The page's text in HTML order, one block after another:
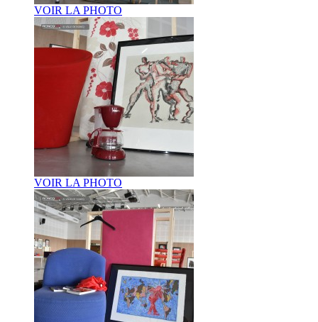
VOIR LA PHOTO
VOIR LA PHOTO